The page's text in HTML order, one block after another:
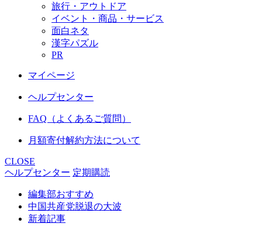
旅行・アウトドア
イベント・商品・サービス
面白ネタ
漢字パズル
PR
マイページ
ヘルプセンター
FAQ（よくあるご質問）
月額寄付解約方法について
CLOSE
ヘルプセンター 定期購読
編集部おすすめ
中国共産党脱退の大波
新着記事